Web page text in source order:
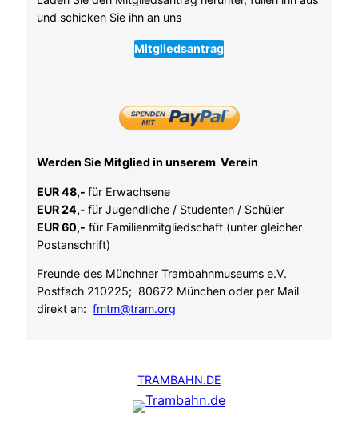
und schicken Sie ihn an uns
Mitgliedsantrag
Werden Sie Mitglied in unserem Verein
EUR 48,- für Erwachsene
EUR 24,- für Jugendliche / Studenten / Schüler
EUR 60,- für Familienmitgliedschaft (unter gleicher
Postanschrift)
Freunde des Münchner Trambahnmuseums e.V.
Postfach 210225; 80672 München oder per Mail
direkt an: fmtm@tram.org
TRAMBAHN.DE